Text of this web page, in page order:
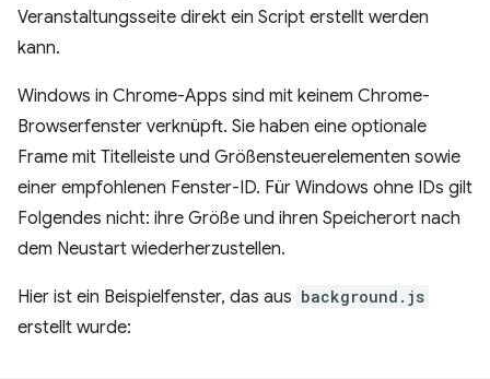
Veranstaltungsseite direkt ein Script erstellt werden
kann.
Windows in Chrome-Apps sind mit keinem Chrome-
Browserfenster verknüpft. Sie haben eine optionale
Frame mit Titelleiste und Größensteuerelementen sowie
einer empfohlenen Fenster-ID. Für Windows ohne IDs gilt
Folgendes nicht: ihre Größe und ihren Speicherort nach
dem Neustart wiederherzustellen.
Hier ist ein Beispielfenster, das aus background.js
erstellt wurde: